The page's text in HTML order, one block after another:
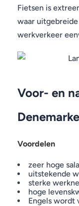
Fietsen is
waar
werkverkeer
Voor- en
Voordelen
zeer hoge
uitstekende
sterke
hoge
Engels wordt